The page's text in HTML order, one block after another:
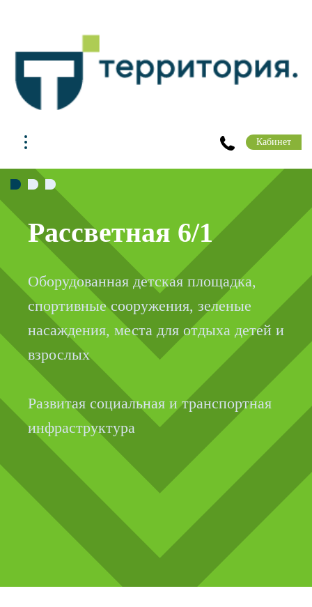
Кабинет
Рассветная 6/1
Оборудованная детская площадка,
спортивные сооружения, зеленые
насаждения, места для отдыха детей и
взрослых
Развитая социальная и транспортная
инфраструктура